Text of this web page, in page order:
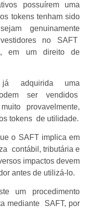
possuírem uma
tokens tenham sido
genuinamente
no SAFT
em um direito de
já adquirida uma
ser vendidos
provavelmente,
tokens de utilidade.
o SAFT implica em
contábil, tributária e
impactos devem
antes de utilizá-lo.
um procedimento
mediante SAFT, por